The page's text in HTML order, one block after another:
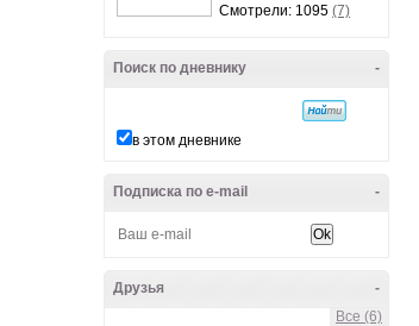
Смотрели: 1095 (7)
-
Поиск по дневнику
в этом дневнике
-
Подписка по e-mail
-
Друзья
Все (6)